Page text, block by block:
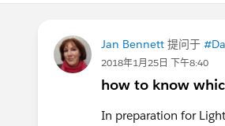
Jan Bennett 提问于
2018年1月25日 下午8:40
how to know
In preparation for